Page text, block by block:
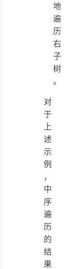
地
遍
历
右
子
树
。
对
于
上
述
示
例
，
中
序
遍
历
的
结
果